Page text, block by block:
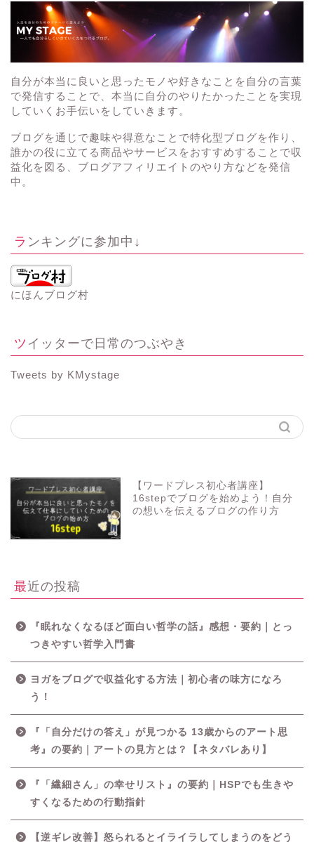
自分が本当に良いと思ったモノや好きなことを自分の言葉
で発信することで、本当に自分のやりたかったことを実現
していくお手伝いをしていきます。
ブログを通じで趣味や得意なことで特化型ブログを作り、
誰かの役に立てる商品やサービスをおすすめすることで収
益化を図る、ブログアフィリエイトのやり方などを発信
中。
ランキングに参加中↓
にほんブログ村
ツイッターで日常のつぶやき
Tweets by KMystage
【ワードプレス初心者講座】
16stepでブログを始めよう！自分
の想いを伝えるブログの作り方
最近の投稿
『眠れなくなるほど面白い哲学の話』感想・要約｜とっ
つきやすい哲学入門書
ヨガをブログで収益化する方法｜初心者の味方になろ
う！
『「自分だけの答え」が見つかる 13歳からのアート思
考』の要約｜アートの見方とは？【ネタバレあり】
『「繊細さん」の幸せリスト』の要約｜HSPでも生きや
すくなるための行動指針
【逆ギレ改善】怒られるとイライラしてしまうのをどう